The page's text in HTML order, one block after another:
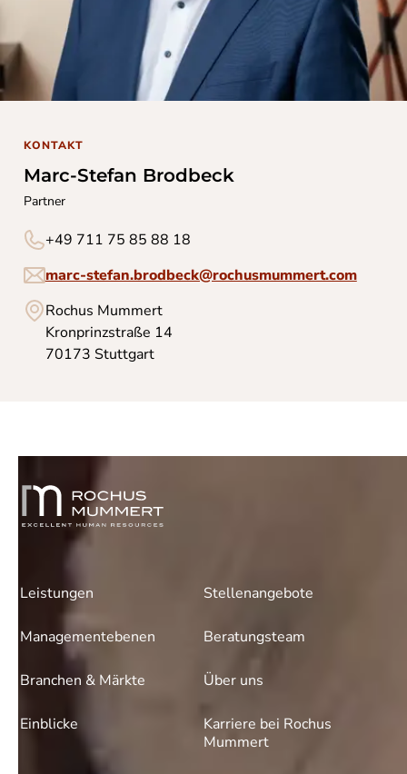
KONTAKT
Marc-Stefan Brodbeck
Partner
+49 711 75 85 88 18
marc-stefan.brodbeck@rochusmummert.com
Rochus Mummert
Kronprinzstraße 14
70173 Stuttgart
Leistungen Stellenangebote
Managementebenen Beratungsteam
Branchen & Märkte Über uns
Einblicke
Karriere bei Rochus
Mummert